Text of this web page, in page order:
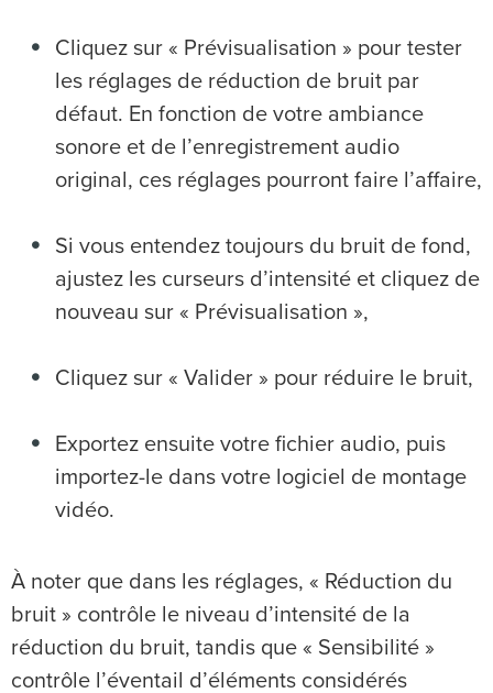
Cliquez sur « Prévisualisation » pour tester
les réglages de réduction de bruit par
défaut. En fonction de votre ambiance
sonore et de l’enregistrement audio
original, ces réglages pourront faire l’affaire,
Si vous entendez toujours du bruit de fond,
ajustez les curseurs d’intensité et cliquez de
nouveau sur « Prévisualisation »,
Cliquez sur « Valider » pour réduire le bruit,
Exportez ensuite votre fichier audio, puis
importez-le dans votre logiciel de montage
vidéo.
À noter que dans les réglages, « Réduction du
bruit » contrôle le niveau d’intensité de la
réduction du bruit, tandis que « Sensibilité »
contrôle l’éventail d’éléments considérés